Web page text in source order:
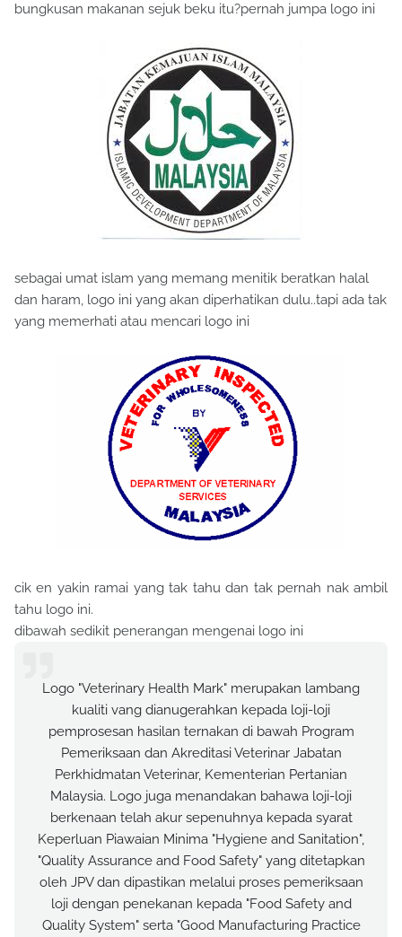
bungkusan makanan sejuk beku itu?pernah jumpa logo ini
sebagai umat islam yang memang menitik beratkan halal
dan haram, logo ini yang akan diperhatikan dulu..tapi ada tak
yang memerhati atau mencari logo ini
cik en yakin ramai yang tak tahu dan tak pernah nak ambil
tahu logo ini.
dibawah sedikit penerangan mengenai logo ini
Logo "Veterinary Health Mark" merupakan lambang
kualiti vang dianugerahkan kepada loji-loji
pemprosesan hasilan ternakan di bawah Program
Pemeriksaan dan Akreditasi Veterinar Jabatan
Perkhidmatan Veterinar, Kementerian Pertanian
Malaysia. Logo juga menandakan bahawa loji-loji
berkenaan telah akur sepenuhnya kepada syarat
Keperluan Piawaian Minima "Hygiene and Sanitation",
"Quality Assurance and Food Safety" yang ditetapkan
oleh JPV dan dipastikan melalui proses pemeriksaan
loji dengan penekanan kepada "Food Safety and
Quality System" serta "Good Manufacturing Practice